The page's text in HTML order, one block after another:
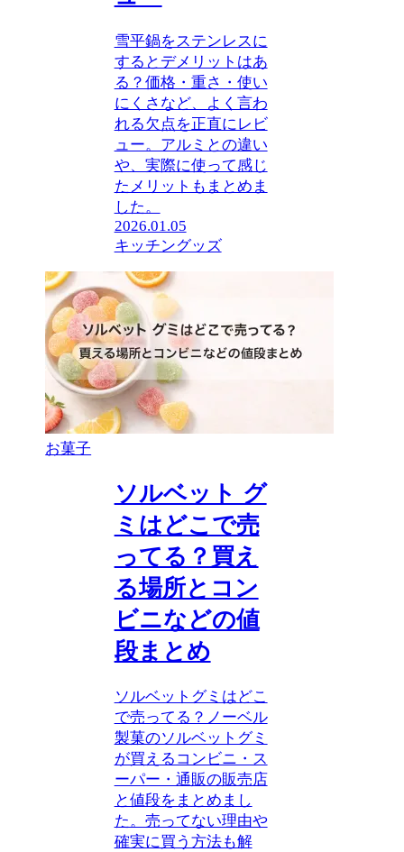
雪平鍋をステンレスに
するとデメリットはあ
る？価格・重さ・使い
にくさなど、よく言わ
れる欠点を正直にレビ
ュー。アルミとの違い
や、実際に使って感じ
たメリットもまとめま
した。
2026.01.05
キッチングッズ
お菓子
ソルベット グ
ミはどこで売
ってる？買え
る場所とコン
ビニなどの値
段まとめ
ソルベットグミはどこ
で売ってる？ノーベル
製菓のソルベットグミ
が買えるコンビニ・ス
ーパー・通販の販売店
と値段をまとめまし
た。売ってない理由や
確実に買う方法も解